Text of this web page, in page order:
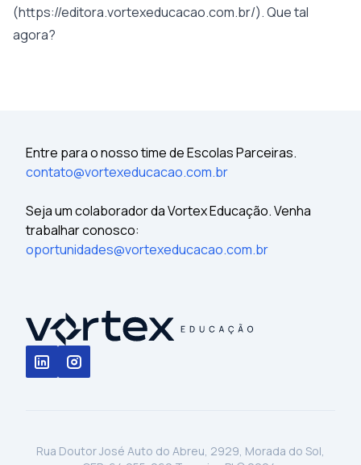
(https://editora.vortexeducacao.com.br/). Que tal
agora?
Entre para o nosso time de Escolas Parceiras.
contato@vortexeducacao.com.br
Seja um colaborador da Vortex Educação. Venha
trabalhar conosco:
oportunidades@vortexeducacao.com.br
Rua Doutor José Auto do Abreu, 2929, Morada do Sol,